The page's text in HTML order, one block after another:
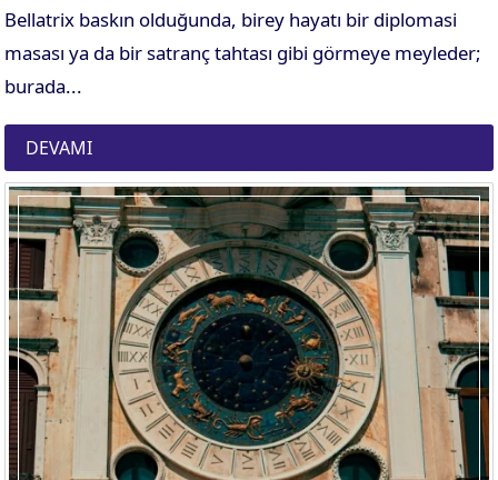
Bellatrix baskın olduğunda, birey hayatı bir diplomasi
masası ya da bir satranç tahtası gibi görmeye meyleder;
burada...
DEVAMI